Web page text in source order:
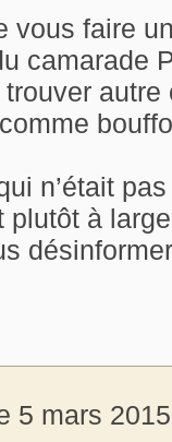
vous faire
camarade
n’était
à
5 mars